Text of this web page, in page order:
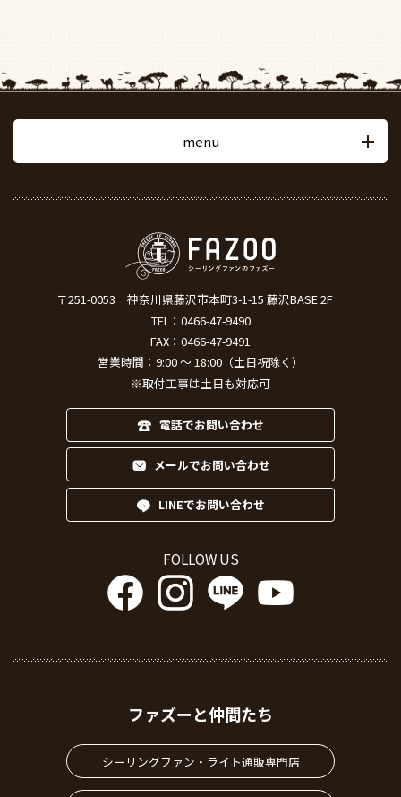
menu
〒251-0053
神奈川県藤沢市本町3-1-15 藤沢BASE 2F
TEL： 0466-47-9490
FAX：0466-47-9491
営業時間：9:00 ～ 18:00（土日祝除く）
※取付工事は土日も対応可
電話でお問い合わせ
メールでお問い合わせ
LINEでお問い合わせ
FOLLOW US
ファズーと仲間たち
シーリングファン・ライト通販専門店